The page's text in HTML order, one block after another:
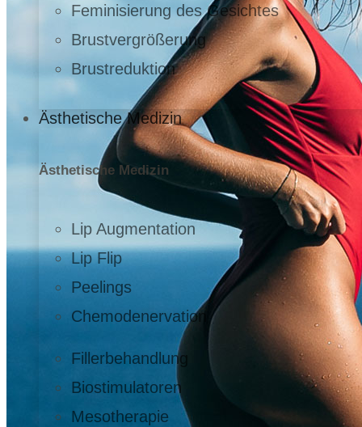
Feminisierung des Gesichtes
Brustvergrößerung
Brustreduktion
Ästhetische Medizin
Ästhetische Medizin
Lip Augmentation
Lip Flip
Peelings
Chemodenervation
Fillerbehandlung
Biostimulatoren
Mesotherapie